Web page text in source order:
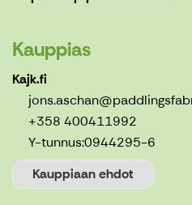
Kauppias
Kajk.fi
+358 400411992
Y-tunnus:0944295-6
Kauppiaan ehdot